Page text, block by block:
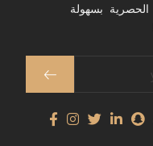
الحصرية بسهولة